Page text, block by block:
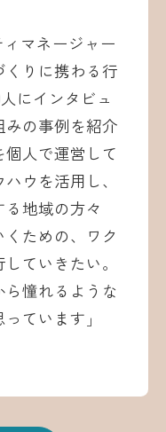
ィマネージャー
くりに携わる行
にインタビュ
みの事例を紹介
人で運営して
ウを活用し、
地域の方々
ための、ワク
ていきたい。
ら憧れるような
ています」